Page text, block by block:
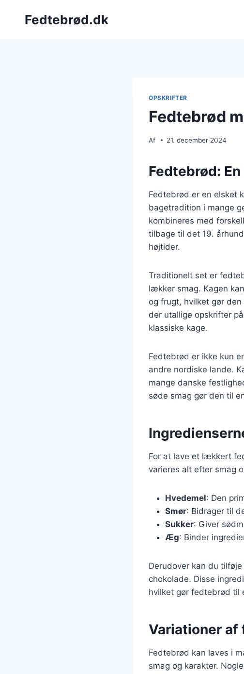
Fedtebrød.dk
OPSKRIFTER
Fedtebrød
Af 21. december 2024
Fedtebrød:
Fedtebrød er en elsket
bagetradition i mange
kombineres med
tilbage til det 19.
højtider.
Traditionelt set er
lækker smag. Kagen
og frugt, hvilket gør
der utallige opskrifter
klassiske kage.
Fedtebrød er ikke kun
andre nordiske lande.
mange danske
søde smag gør den til
For at lave et lækkert
varieres alt efter smag
Hvedemel: Den
Smør: Bidrager til
Sukker: Giver
Æg: Binder
Derudover kan du
chokolade. Disse
hvilket gør fedtebrød til
Variationer af
Fedtebrød kan laves i
smag og karakter.